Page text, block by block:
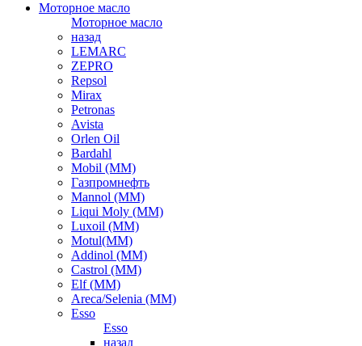
Моторное масло
Моторное масло
назад
LEMARC
ZEPRO
Repsol
Mirax
Petronas
Avista
Orlen Oil
Bardahl
Mobil (ММ)
Газпромнефть
Mannol (ММ)
Liqui Moly (ММ)
Luxoil (ММ)
Motul(ММ)
Addinol (ММ)
Castrol (ММ)
Elf (ММ)
Areca/Selenia (ММ)
Esso
Esso
назад